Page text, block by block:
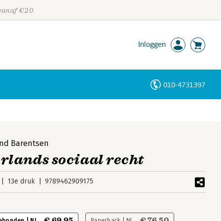
€20
Inloggen
010-4731397
Barentsen
sociaal recht
13e druk 9789462909175
Personen